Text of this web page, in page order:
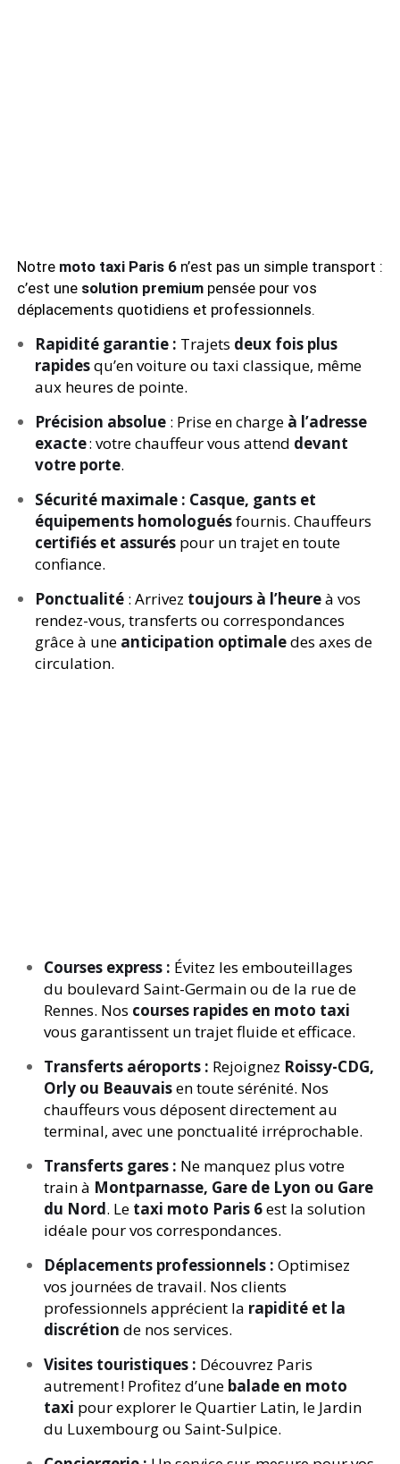
Notre moto taxi Paris 6 n’est pas un simple transport :
c’est une solution premium pensée pour vos
déplacements quotidiens et professionnels.
Rapidité garantie : Trajets deux fois plus
rapidesqu’en voiture ou taxi classique, même
aux heures de pointe.
Précision absolue : Prise en charge à l’adresse
exacte: votre chauffeur vous attend devant
votre porte.
Sécurité maximale : Casque, gants et
équipements homologuésfournis. Chauffeurs
certifiés et assurés pour un trajet en toute
confiance.
Ponctualité : Arrivez toujours à l’heureà vos
rendez-vous, transferts ou correspondances
grâce à une anticipation optimaledes axes de
circulation.
Courses express : Évitez les embouteillages
du boulevard Saint-Germain ou de la rue de
Rennes. Nos courses rapides en moto taxi
vous garantissent un trajet fluide et efficace.
Transferts aéroports : Rejoignez Roissy-CDG,
Orly ou Beauvaisen toute sérénité. Nos
chauffeurs vous déposent directement au
terminal, avec une ponctualité irréprochable.
Transferts gares : Ne manquez plus votre
train à Montparnasse, Gare de Lyon ou Gare
du Nord. Le taxi moto Paris 6est la solution
idéale pour vos correspondances.
Déplacements professionnels : Optimisez
vos journées de travail. Nos clients
professionnels apprécient la rapidité et la
discrétion de nos services.
Visites touristiques : Découvrez Paris
autrement ! Profitez d’une balade en moto
taxi pour explorer le Quartier Latin, le Jardin
du Luxembourg ou Saint-Sulpice.